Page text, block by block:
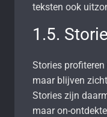
teksten ook
1.5.
Stories
maar blijven
Stories zijn
maar on-